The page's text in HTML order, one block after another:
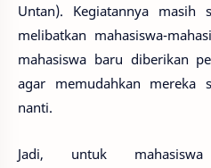
Untan). Kegiatannya masih
melibatkan mahasiswa-
mahasiswa baru diberikan
agar memudahkan mereka
nanti.
Jadi, untuk